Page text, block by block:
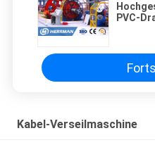
PVC-
Kabel-Verseilmaschine